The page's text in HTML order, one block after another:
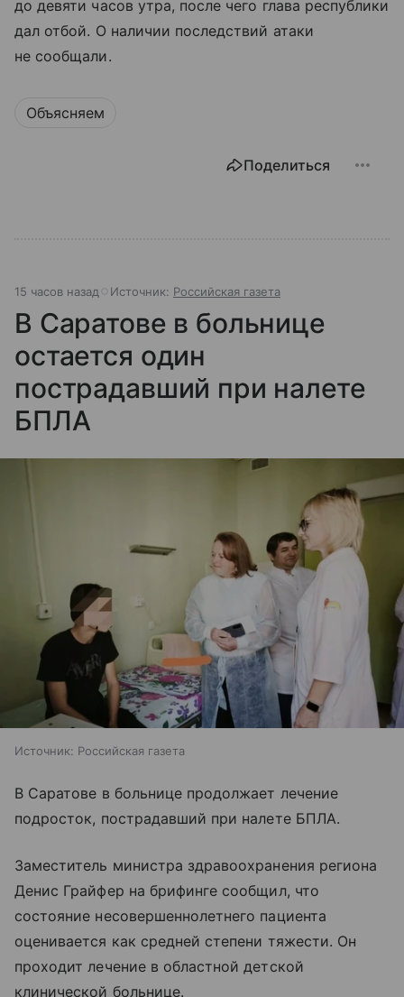
до девяти часов утра, после чего глава республики
дал отбой. О наличии последствий атаки
не сообщали.
Объясняем
Поделиться
15 часов назад Источник: Российская газета
В Саратове в больнице
остается один
пострадавший при налете
БПЛА
Источник: Российская газета
В Саратове в больнице продолжает лечение
подросток, пострадавший при налете БПЛА.
Заместитель министра здравоохранения региона
Денис Грайфер на брифинге сообщил, что
состояние несовершеннолетнего пациента
оценивается как средней степени тяжести. Он
проходит лечение в областной детской
клинической больнице.